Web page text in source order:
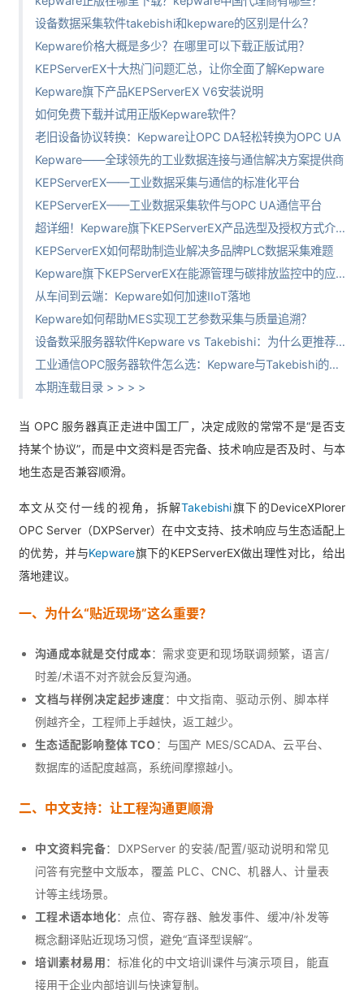
设备数据采集软件takebishi和kepware的区别是什么？
Kepware价格大概是多少？在哪里可以下载正版试用？
KEPServerEX十大热门问题汇总，让你全面了解Kepware
Kepware旗下产品KEPServerEX V6安装说明
如何免费下载并试用正版Kepware软件？
老旧设备协议转换：Kepware让OPC DA轻松转换为OPC UA
Kepware——全球领先的工业数据连接与通信解决方案提供商
KEPServerEX——工业数据采集与通信的标准化平台
KEPServerEX——工业数据采集软件与OPC UA通信平台
超详细！Kepware旗下KEPServerEX产品选型及授权方式介绍
KEPServerEX如何帮助制造业解决多品牌PLC数据采集难题
Kepware旗下KEPServerEX在能源管理与碳排放监控中的应用解析
从车间到云端：Kepware如何加速IIoT落地
Kepware如何帮助MES实现工艺参数采集与质量追溯？
设备数采服务器软件Kepware vs Takebishi：为什么更推荐DXPServer？
工业通信OPC服务器软件怎么选：Kepware与Takebishi的协议与驱动差异
本期连载目录 > > > >
当 OPC 服务器真正走进中国工厂，决定成败的常常不是“是否支
持某个协议”，而是中文资料是否完备、技术响应是否及时、与本
地生态是否兼容顺滑。
本文从交付一线的视角，拆解Takebishi旗下的DeviceXPlorer
OPC Server（DXPServer）在中文支持、技术响应与生态适配上
的优势，并与Kepware旗下的KEPServerEX做出理性对比，给出
落地建议。
一、为什么“贴近现场”这么重要？
沟通成本就是交付成本：需求变更和现场联调频繁，语言/
时差/术语不对齐就会反复沟通。
文档与样例决定起步速度：中文指南、驱动示例、脚本样
例越齐全，工程师上手越快，返工越少。
生态适配影响整体 TCO：与国产 MES/SCADA、云平台、
数据库的适配度越高，系统间摩擦越小。
二、中文支持：让工程沟通更顺滑
中文资料完备：DXPServer 的安装/配置/驱动说明和常见
问答有完整中文版本，覆盖 PLC、CNC、机器人、计量表
计等主线场景。
工程术语本地化：点位、寄存器、触发事件、缓冲/补发等
概念翻译贴近现场习惯，避免“直译型误解”。
培训素材易用：标准化的中文培训课件与演示项目，能直
接用于企业内部培训与快速复制。